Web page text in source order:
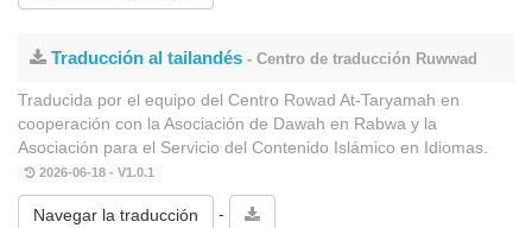
Traducción al tailandés - Centro de traducción Ruwwad
Traducida por el equipo del Centro Rowad At-Taryamah en
cooperación con la Asociación de Dawah en Rabwa y la
Asociación para el Servicio del Contenido Islámico en Idiomas.
2026-06-18 - V1.0.1
Navegar la traducción -